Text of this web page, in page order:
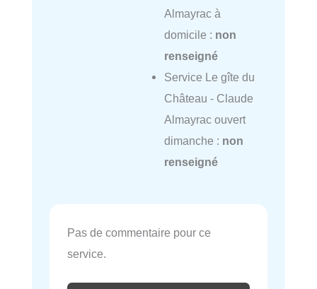
Almayrac à
domicile : non
renseigné
Service Le gîte du
Château - Claude
Almayrac ouvert
dimanche : non
renseigné
Pas de commentaire pour ce
service.